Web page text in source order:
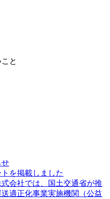
と
せ
を掲載しました
会社では、国土交通省が推
適正化事業実施機関（公益